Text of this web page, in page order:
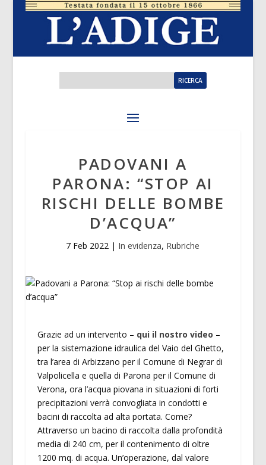
PADOVANI A
PARONA: “STOP AI
RISCHI DELLE BOMBE
D’ACQUA”
7 Feb 2022 | In evidenza, Rubriche
Grazie ad un intervento – qui il nostro video –
per la sistemazione idraulica del Vaio del Ghetto,
tra l’area di Arbizzano per il Comune di Negrar di
Valpolicella e quella di Parona per il Comune di
Verona, ora l’acqua piovana in situazioni di forti
precipitazioni verrà convogliata in condotti e
bacini di raccolta ad alta portata. Come?
Attraverso un bacino di raccolta dalla profondità
media di 240 cm, per il contenimento di oltre
1200 mq. di acqua. Un’operazione, dal valore